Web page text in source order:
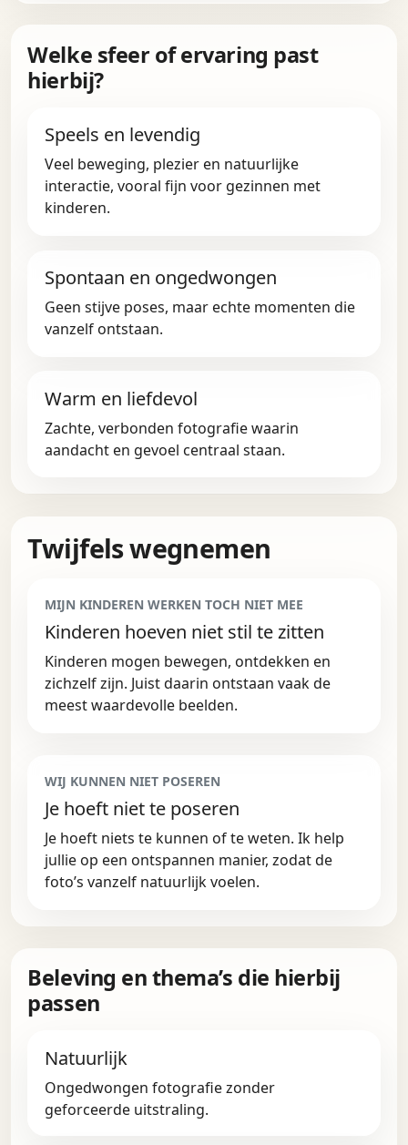
Welke sfeer of ervaring past
hierbij?
Speels en levendig
Veel beweging, plezier en natuurlijke
interactie, vooral fijn voor gezinnen met
kinderen.
Spontaan en ongedwongen
Geen stijve poses, maar echte momenten die
vanzelf ontstaan.
Warm en liefdevol
Zachte, verbonden fotografie waarin
aandacht en gevoel centraal staan.
Twijfels wegnemen
MIJN KINDEREN WERKEN TOCH NIET MEE
Kinderen hoeven niet stil te zitten
Kinderen mogen bewegen, ontdekken en
zichzelf zijn. Juist daarin ontstaan vaak de
meest waardevolle beelden.
WIJ KUNNEN NIET POSEREN
Je hoeft niet te poseren
Je hoeft niets te kunnen of te weten. Ik help
jullie op een ontspannen manier, zodat de
foto’s vanzelf natuurlijk voelen.
Beleving en thema’s die hierbij
passen
Natuurlijk
Ongedwongen fotografie zonder
geforceerde uitstraling.